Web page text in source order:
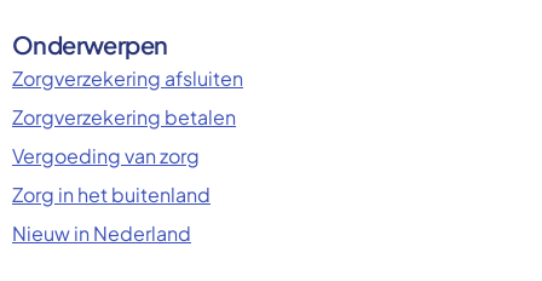
Onderwerpen
Zorgverzekering afsluiten
Zorgverzekering betalen
Vergoeding van zorg
Zorg in het buitenland
Nieuw in Nederland